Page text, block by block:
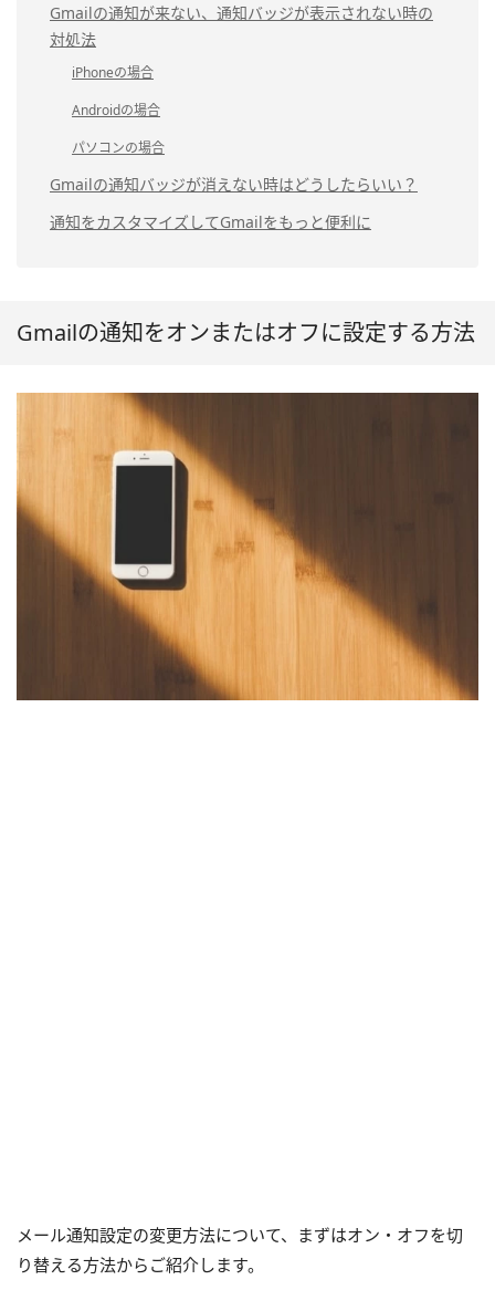
Gmailの通知が来ない、通知バッジが表示されない時の
対処法
iPhoneの場合
Androidの場合
パソコンの場合
Gmailの通知バッジが消えない時はどうしたらいい？
通知をカスタマイズしてGmailをもっと便利に
Gmailの通知をオンまたはオフに設定する方法
メール通知設定の変更方法について、まずはオン・オフを切
り替える方法からご紹介します。